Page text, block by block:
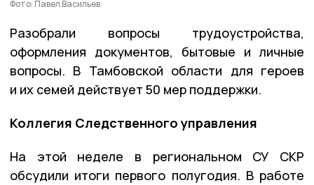
Фото: Павел Васильев
Разобрали вопросы трудоустройства,
оформления документов, бытовые и личные
вопросы. В Тамбовской области для героев
и их семей действует 50 мер поддержки.
Коллегия Следственного управления
На этой неделе в региональном СУ СКР
обсудили итоги первого полугодия. В работе